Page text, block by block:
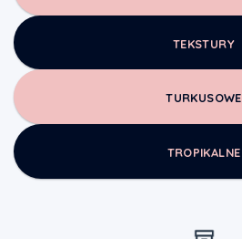
TEKSTURY
TURKUSOWE
TROPIKALNE